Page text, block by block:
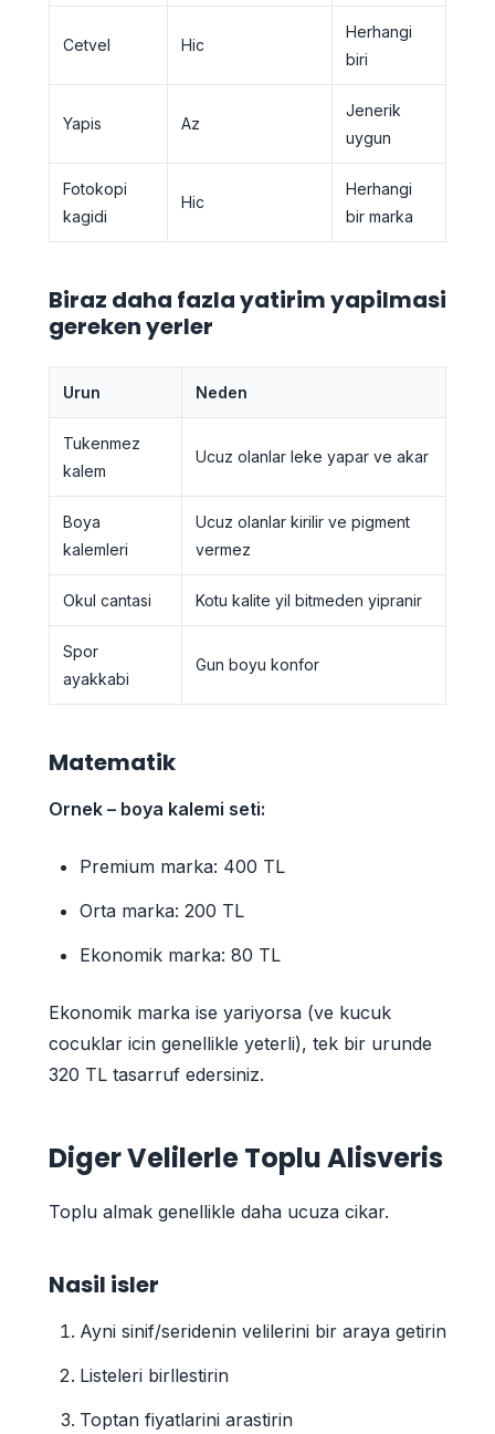
Cetvel Hic
Herhangi
biri
Yapis Az
Jenerik
uygun
Fotokopi
kagidi
Hic
Herhangi
bir marka
Biraz daha fazla yatirim yapilmasi
gereken yerler
Urun Neden
Tukenmez
kalem
Ucuz olanlar leke yapar ve akar
Boya
kalemleri
Ucuz olanlar kirilir ve pigment
vermez
Okul cantasi Kotu kalite yil bitmeden yipranir
Spor
ayakkabi
Gun boyu konfor
Matematik
Ornek – boya kalemi seti:
Premium marka: 400 TL
Orta marka: 200 TL
Ekonomik marka: 80 TL
Ekonomik marka ise yariyorsa (ve kucuk
cocuklar icin genellikle yeterli), tek bir urunde
320 TL tasarruf edersiniz.
Diger Velilerle Toplu Alisveris
Toplu almak genellikle daha ucuza cikar.
Nasil isler
Ayni sinif/seridenin velilerini bir araya getirin
Listeleri birllestirin
Toptan fiyatlarini arastirin